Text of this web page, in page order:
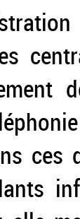
ces